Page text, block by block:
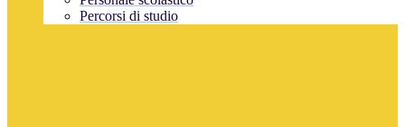
Percorsi di studio